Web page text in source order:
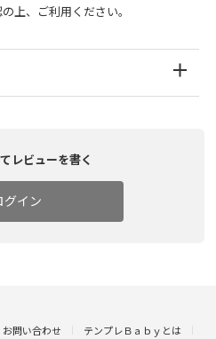
上、ご利用ください。
レビューを書く
グイン
お問い合わせ テンプレＢａｂｙとは